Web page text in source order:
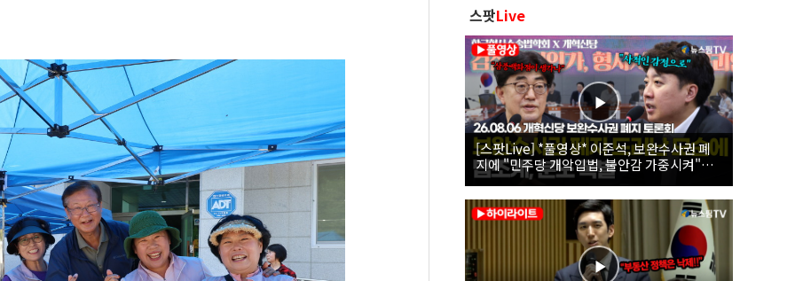
스팟Live
[스팟Live] *풀영상* 이준석, 보완수사권 폐
지에 "민주당 개악입법, 불안감 가중시켜"｜
26.08.06 개혁신당 보완수사권 폐지 토론회